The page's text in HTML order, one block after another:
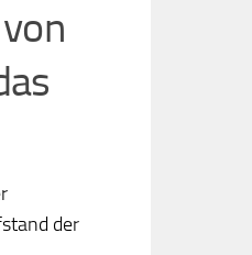
der